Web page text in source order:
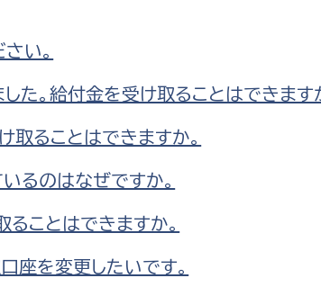
都市基盤
文化・生涯学習
市民活動・地域づくり
文化財課
経済部
産業政策課
い。
。給付金を受け取ることはできます
取ることはできますか。
るのはなぜですか。
ことはできますか。
座を変更したいです。